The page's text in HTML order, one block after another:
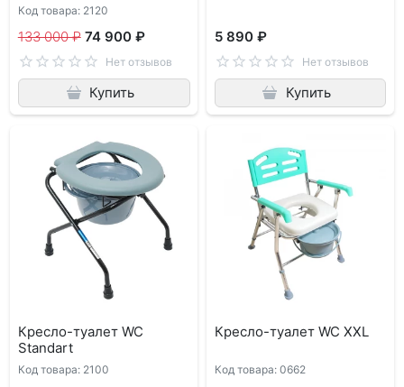
Код товара: 2120
133 000 ₽ 74 900 ₽
Нет отзывов
Купить
5 890 ₽
Нет отзывов
Купить
Кресло-туалет WC
Standart
Код товара: 2100
Кресло-туалет WC XXL
Код товара: 0662